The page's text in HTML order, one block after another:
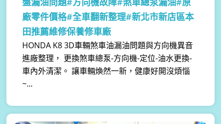
廠零件價格#全車翻新整理#新北市新店區本
田推薦維修保養修車廠
HONDA K8 3D車輛煞車油漏油問題與方向機異音
進廠整理， 更換煞車總泵-方向機-定位-油水更換-
車內外清潔。 讓車輛煥然一新，健康好開沒煩惱
~...